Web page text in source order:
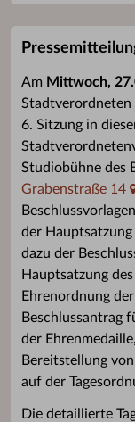
Am Mittwoch,
Stadtverordneten
6. Sitzung in
Studiobühne des
Grabenstraße 14
der
dazu der
Hauptsatzung
Ehrenordnung
Beschlussantrag
der
Bereitstellung
auf der
Die detaillierte